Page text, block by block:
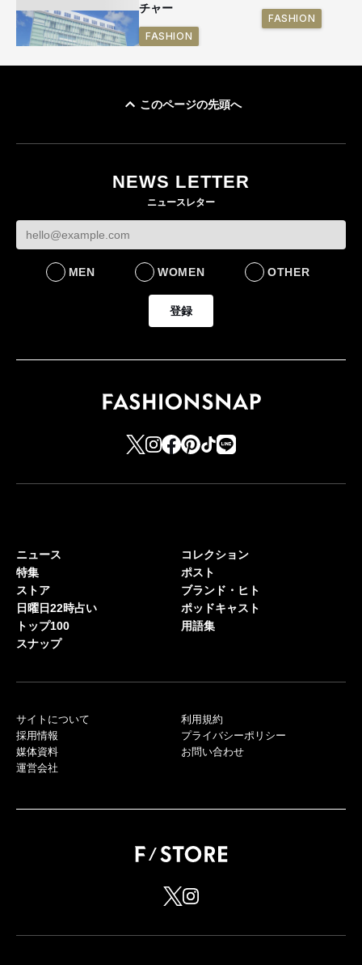
チャー
FASHION
FASHION
このページの先頭へ
NEWS LETTER
ニュースレター
MEN WOMEN OTHER
登録
ニュース
特集
ストア
日曜日22時占い
トップ100
スナップ
コレクション
ポスト
ブランド・ヒト
ポッドキャスト
用語集
サイトについて
採用情報
媒体資料
運営会社
利用規約
プライバシーポリシー
お問い合わせ